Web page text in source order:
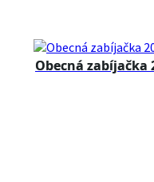
Obecná zabíjačka